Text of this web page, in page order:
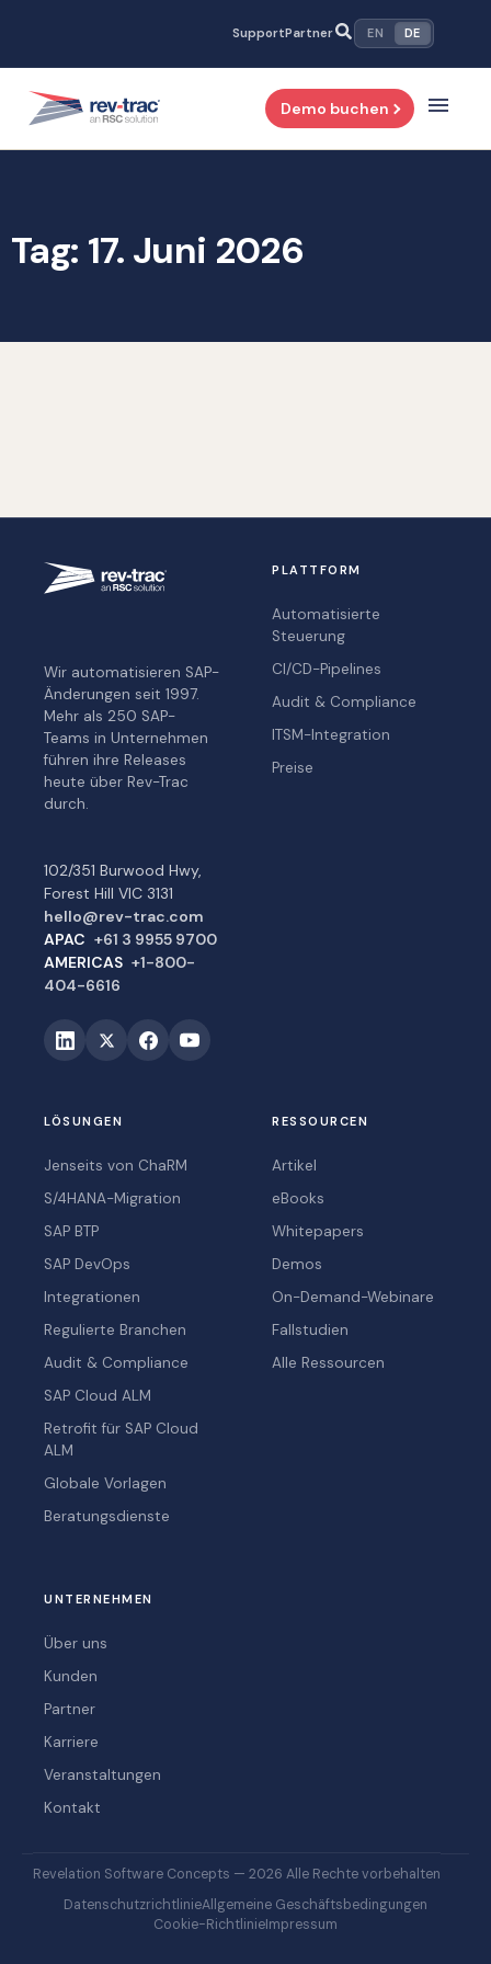
springen
SupportPartner EN DE
Demo buchen
Tag: 17. Juni 2026
Wir automatisieren SAP-
Änderungen seit 1997.
Mehr als 250 SAP-
Teams in Unternehmen
führen ihre Releases
heute über Rev-Trac
durch.
102/351 Burwood Hwy,
Forest Hill VIC 3131
hello@rev-trac.com
APAC +61 3 9955 9700
AMERICAS +1-800-
404-6616
PLATTFORM
Automatisierte
Steuerung
CI/CD-Pipelines
Audit & Compliance
ITSM-Integration
Preise
LÖSUNGEN
Jenseits von ChaRM
S/4HANA-Migration
SAP BTP
SAP DevOps
Integrationen
Regulierte Branchen
Audit & Compliance
SAP Cloud ALM
Retrofit für SAP Cloud
ALM
Globale Vorlagen
Beratungsdienste
RESSOURCEN
Artikel
eBooks
Whitepapers
Demos
On-Demand-Webinare
Fallstudien
Alle Ressourcen
UNTERNEHMEN
Über uns
Kunden
Partner
Karriere
Veranstaltungen
Kontakt
Revelation Software Concepts — 2026 Alle Rechte vorbehalten
DatenschutzrichtlinieAllgemeine Geschäftsbedingungen
Cookie-RichtlinieImpressum